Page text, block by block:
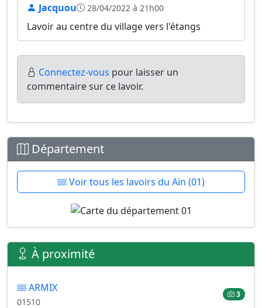
Jacquou 28/04/2022 à 21h00
Lavoir au centre du village vers l'étangs
Connectez-vous pour laisser un
commentaire sur ce lavoir.
Département
Voir tous les lavoirs du Ain (01)
À proximité
ARMIX
01510
3